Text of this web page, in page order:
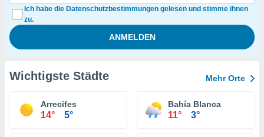
Ich habe die Datenschutzbestimmungen gelesen und stimme ihnen
zu.
Wichtigste Städte Mehr Orte
Arrecifes
14° 5°
Bahía Blanca
11° 3°